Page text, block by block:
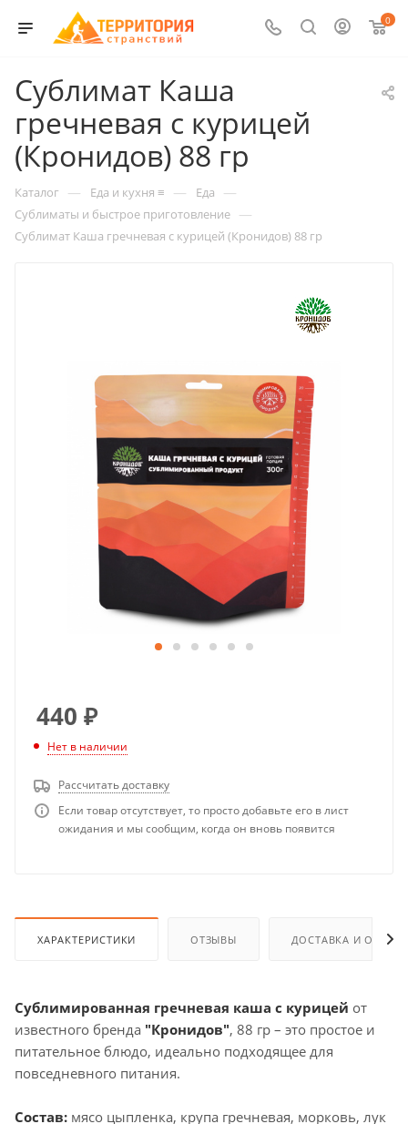
0
Сублимат Каша
гречневая с курицей
(Кронидов) 88 гр
Каталог — Еда и кухня ≡ — Еда —
Сублиматы и быстрое приготовление —
Сублимат Каша гречневая с курицей (Кронидов) 88 гр
440 ₽
Нет в наличии
Рассчитать доставку
Если товар отсутствует, то просто добавьте его в лист
ожидания и мы сообщим, когда он вновь появится
ХАРАКТЕРИСТИКИ ОТЗЫВЫ ДОСТАВКА И
Сублимированная гречневая каша с курицей от
известного бренда "Кронидов", 88 гр – это простое и
питательное блюдо, идеально подходящее для
повседневного питания.
Состав: мясо цыпленка, крупа гречневая, морковь, лук